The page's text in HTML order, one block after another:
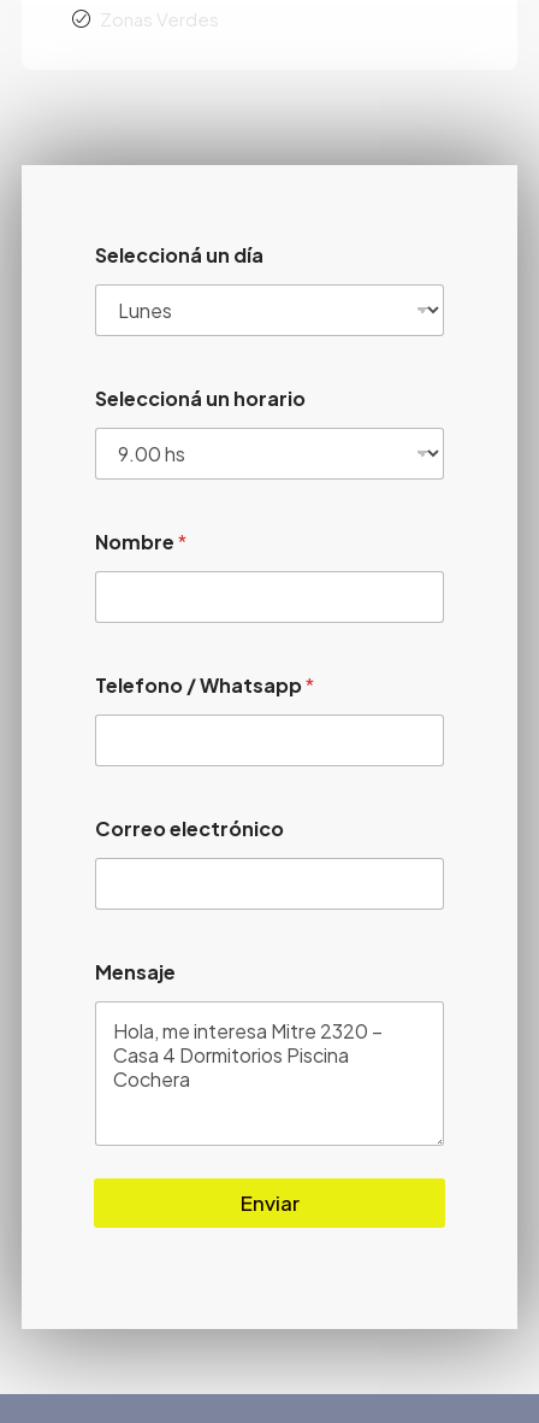
Zonas Verdes
Seleccioná un día
Seleccioná un horario
Nombre*
Telefono / Whatsapp*
Correo electrónico
Mensaje
Enviar